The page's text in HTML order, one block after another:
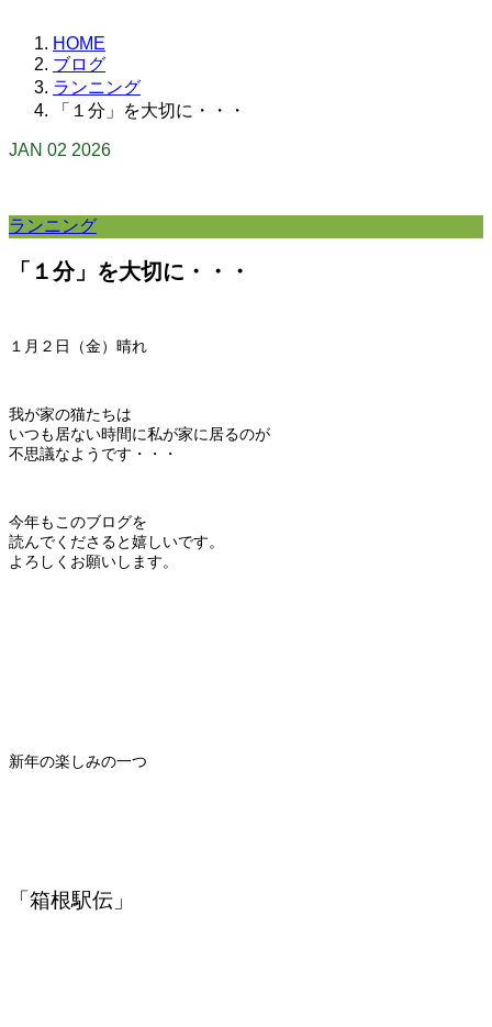
HOME
ブログ
ランニング
「１分」を大切に・・・
JAN 02 2026
ランニング
「１分」を大切に・・・
１月２日（金）晴れ
我が家の猫たちは
いつも居ない時間に私が家に居るのが
不思議なようです・・・
今年もこのブログを
読んでくださると嬉しいです。
よろしくお願いします。
新年の楽しみの一つ
「箱根駅伝」